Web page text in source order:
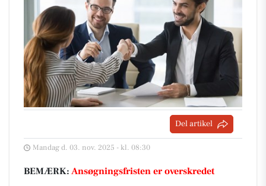
Del artikel
Mandag d. 03. nov. 2025 - kl. 08:30
BEMÆRK: Ansøgningsfristen er overskredet